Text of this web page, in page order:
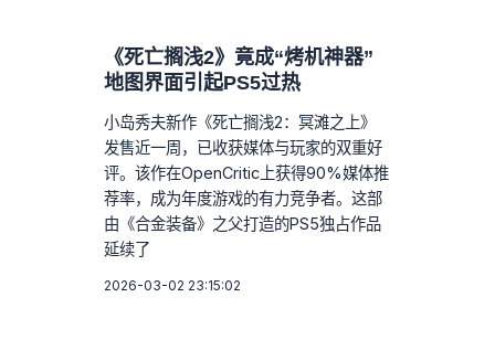
《死亡搁浅2》竟成“烤机神器”
地图界面引起PS5过热
小岛秀夫新作《死亡搁浅2：冥滩之上》
发售近一周，已收获媒体与玩家的双重好
评。该作在OpenCritic上获得90%媒体推
荐率，成为年度游戏的有力竞争者。这部
由《合金装备》之父打造的PS5独占作品
延续了
2026-03-02 23:15:02